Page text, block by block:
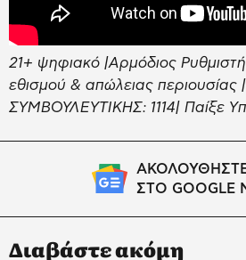
21+ ψηφιακό |Αρμόδιος
εθισμού & απώλειας
ΣΥΜΒΟΥΛΕΥΤΙΚΗΣ: 1114| Παίξε
ΣΤΟ GOOGLE
Διαβάστε ακόμη